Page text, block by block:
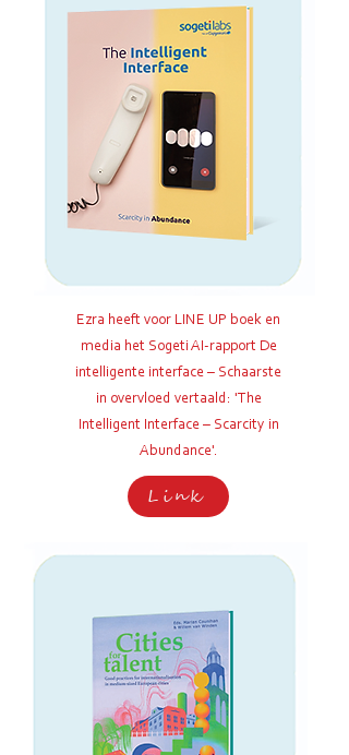
Ezra heeft voor LINE UP boek en
media het Sogeti AI-rapport De
intelligente interface – Schaarste
in overvloed vertaald: 'The
Intelligent Interface – Scarcity in
Abundance'.
Link